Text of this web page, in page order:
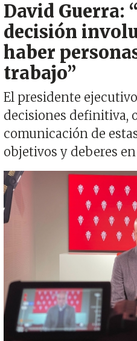
David Guerra:
decisión
haber
trabajo”
El presidente
decisiones definitiva,
comunicación de
objetivos y deberes
Imagen